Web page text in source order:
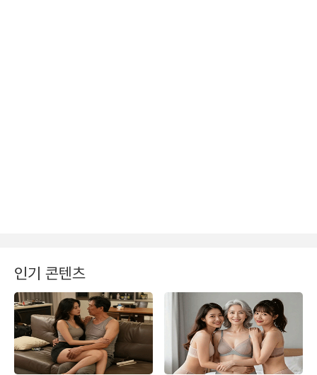
인기 콘텐츠